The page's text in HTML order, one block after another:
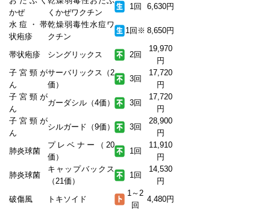
かぜ
くかぜワクチン
1回
6,630円
水痘・帯
状疱疹
乾燥弱毒性水痘ワ
クチン
1回※ 8,650円
帯状疱疹 シングリックス 2回
19,970
円
子宮頸が
ん
サーバリックス（2
価）
3回
17,720
円
子宮頸が
ん
ガーダシル（4価） 3回
17,720
円
子宮頸が
ん
シルガード（9価） 3回
28,900
円
肺炎球菌
プレベナー（20
価）
1回
11,910
円
肺炎球菌
キャップバックス
（21価）
1回
14,530
円
破傷風
トキソイド
1～2
回
4,480円